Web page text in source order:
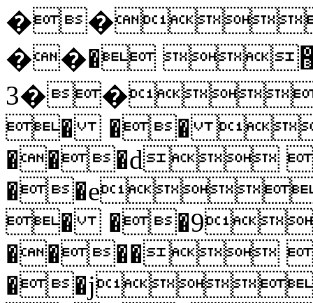
��޺ �
��3� ��� 
� ��
���d
�
����